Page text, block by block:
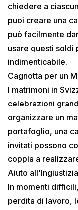
chiedere a
puoi creare una
può facilmente
usare questi soldi
indimenticabile.
Cagnotta per un
I matrimoni in
celebrazioni
organizzare un
portafoglio, una
invitati possono
coppia a
Aiuto all'Ingiustizia
In momenti
perdita di lavoro,